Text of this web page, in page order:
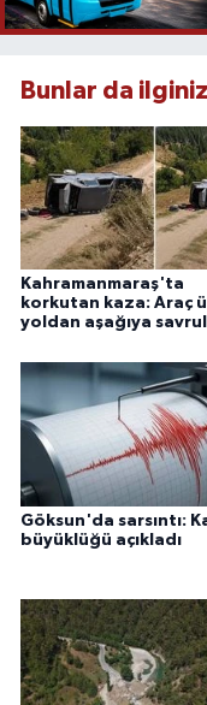
Bunlar da
Kahramanmaraş'ta
korkutan kaza: Araç
yoldan aşağıya
Göksun'da sarsıntı:
büyüklüğü açıkladı